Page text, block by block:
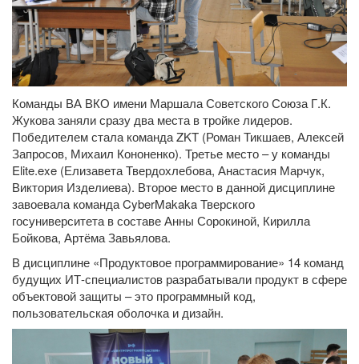
Команды ВА ВКО имени Маршала Советского Союза Г.К.
Жукова заняли сразу два места в тройке лидеров.
Победителем стала команда ZKT (Роман Тикшаев, Алексей
Запросов, Михаил Кононенко). Третье место – у команды
Elite.exe (Елизавета Твердохлебова, Анастасия Марчук,
Виктория Изделиева). Второе место в данной дисциплине
завоевала команда CyberMakaka Тверского
госуниверситета в составе Анны Сорокиной, Кирилла
Бойкова, Артёма Завьялова.
В дисциплине «Продуктовое программирование» 14 команд
будущих ИТ-специалистов разрабатывали продукт в сфере
объектовой защиты – это программный код,
пользовательская оболочка и дизайн.